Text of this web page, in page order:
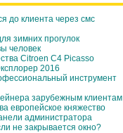
до клиента через смс
зимних прогулок
человек
Сitroen C4 Picasso
2016
инструмент
зарубежным клиентам
европейское княжество
администратора
не закрывается окно?